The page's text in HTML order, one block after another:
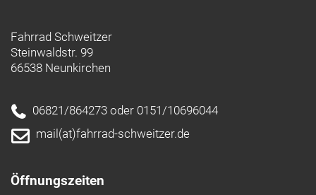
Fahrrad Schweitzer
Steinwaldstr. 99
66538 Neunkirchen
06821/864273 oder 0151/10696044
mail(at)fahrrad-schweitzer.de
Öffnungszeiten